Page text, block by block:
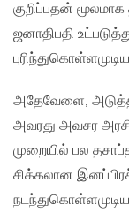
குறிப்பதன்
ஜனாதிபதி
அதேவேளை,
அவரது அவசர
முறையில் பல
சிக்கலான